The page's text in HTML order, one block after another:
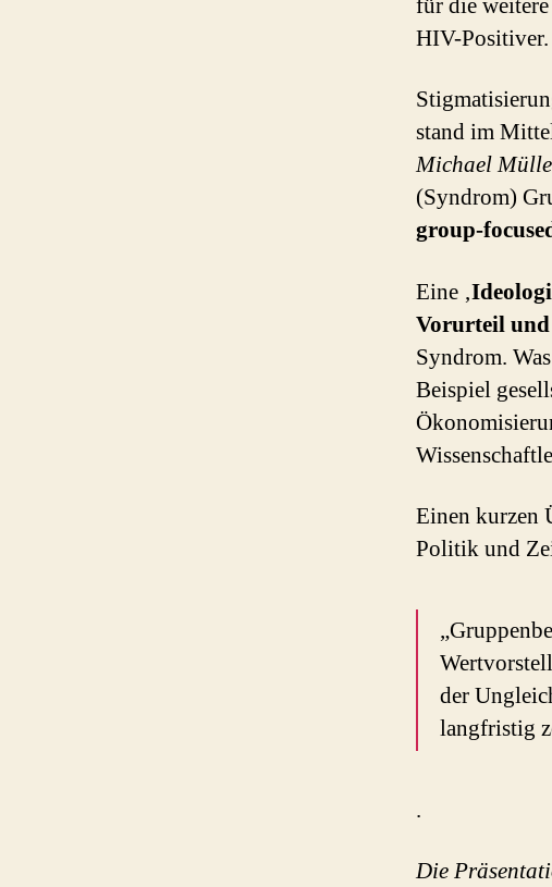
für die
HIV-Positiver.
stand im
Michael
(Syndrom)
group-
Eine ‚
Vorurteil
Syndrom.
Beispiel
Einen kurzen
Politik und
der
langfristig
.
Die